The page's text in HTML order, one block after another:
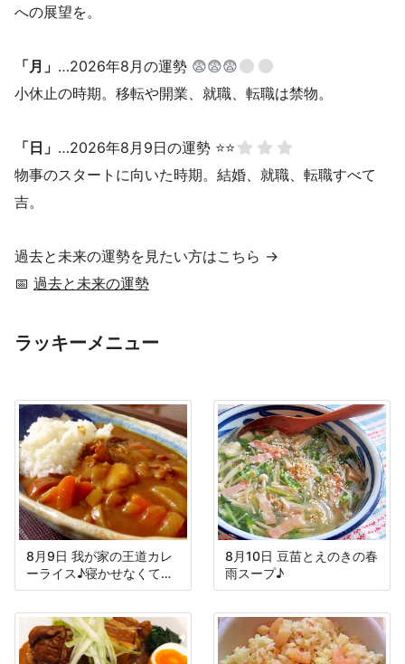
への展望を。
「月」 …2026年8月の運勢 😨😨😨
小休止の時期。移転や開業、就職、転職は禁物。
「日」 …2026年8月9日の運勢 ⭐⭐
物事のスタートに向いた時期。結婚、就職、転職すべて
吉。
過去と未来の運勢を見たい方はこちら →
📅 過去と未来の運勢
ラッキーメニュー
8月9日 我が家の王道カレ
ーライス♪寝かせなくても
美味しい♪
8月10日 豆苗とえのきの春
雨スープ♪